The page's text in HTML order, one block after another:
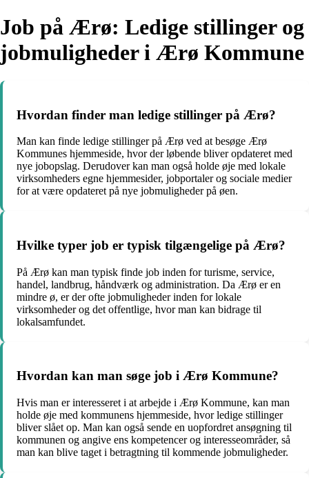
Job på Ærø: Ledige stillinger og
jobmuligheder i Ærø Kommune
Hvordan finder man ledige stillinger på Ærø?
Man kan finde ledige stillinger på Ærø ved at besøge Ærø
Kommunes hjemmeside, hvor der løbende bliver opdateret med
nye jobopslag. Derudover kan man også holde øje med lokale
virksomheders egne hjemmesider, jobportaler og sociale medier
for at være opdateret på nye jobmuligheder på øen.
Hvilke typer job er typisk tilgængelige på Ærø?
På Ærø kan man typisk finde job inden for turisme, service,
handel, landbrug, håndværk og administration. Da Ærø er en
mindre ø, er der ofte jobmuligheder inden for lokale
virksomheder og det offentlige, hvor man kan bidrage til
lokalsamfundet.
Hvordan kan man søge job i Ærø Kommune?
Hvis man er interesseret i at arbejde i Ærø Kommune, kan man
holde øje med kommunens hjemmeside, hvor ledige stillinger
bliver slået op. Man kan også sende en uopfordret ansøgning til
kommunen og angive ens kompetencer og interesseområder, så
man kan blive taget i betragtning til kommende jobmuligheder.